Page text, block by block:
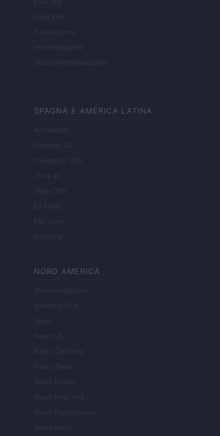
Food Wiki
FuturoDonna
HomeMagazine
SecondHomeMagazine
SPAGNA E AMERICA LATINA
Actualidad
Finanzas 24
Investindo 365
Think.es
Viajar 365
ES Newz
Pet Story
Encocina
NORD AMERICA
Womanmagazine
Investing Plus
Newz
Newz US
Newz California
Newz Texas
Newz Florida
Newz New York
Newz Pennsylvania
Newz Illinois